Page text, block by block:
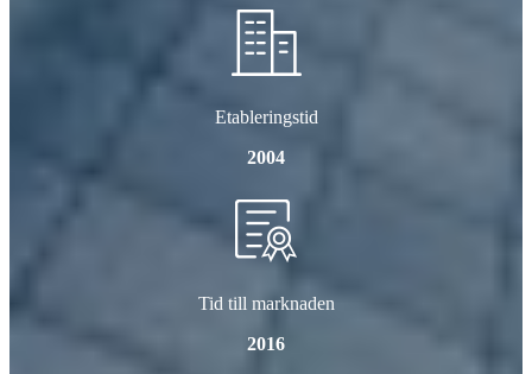
Etableringstid
2004
Tid till marknaden
2016